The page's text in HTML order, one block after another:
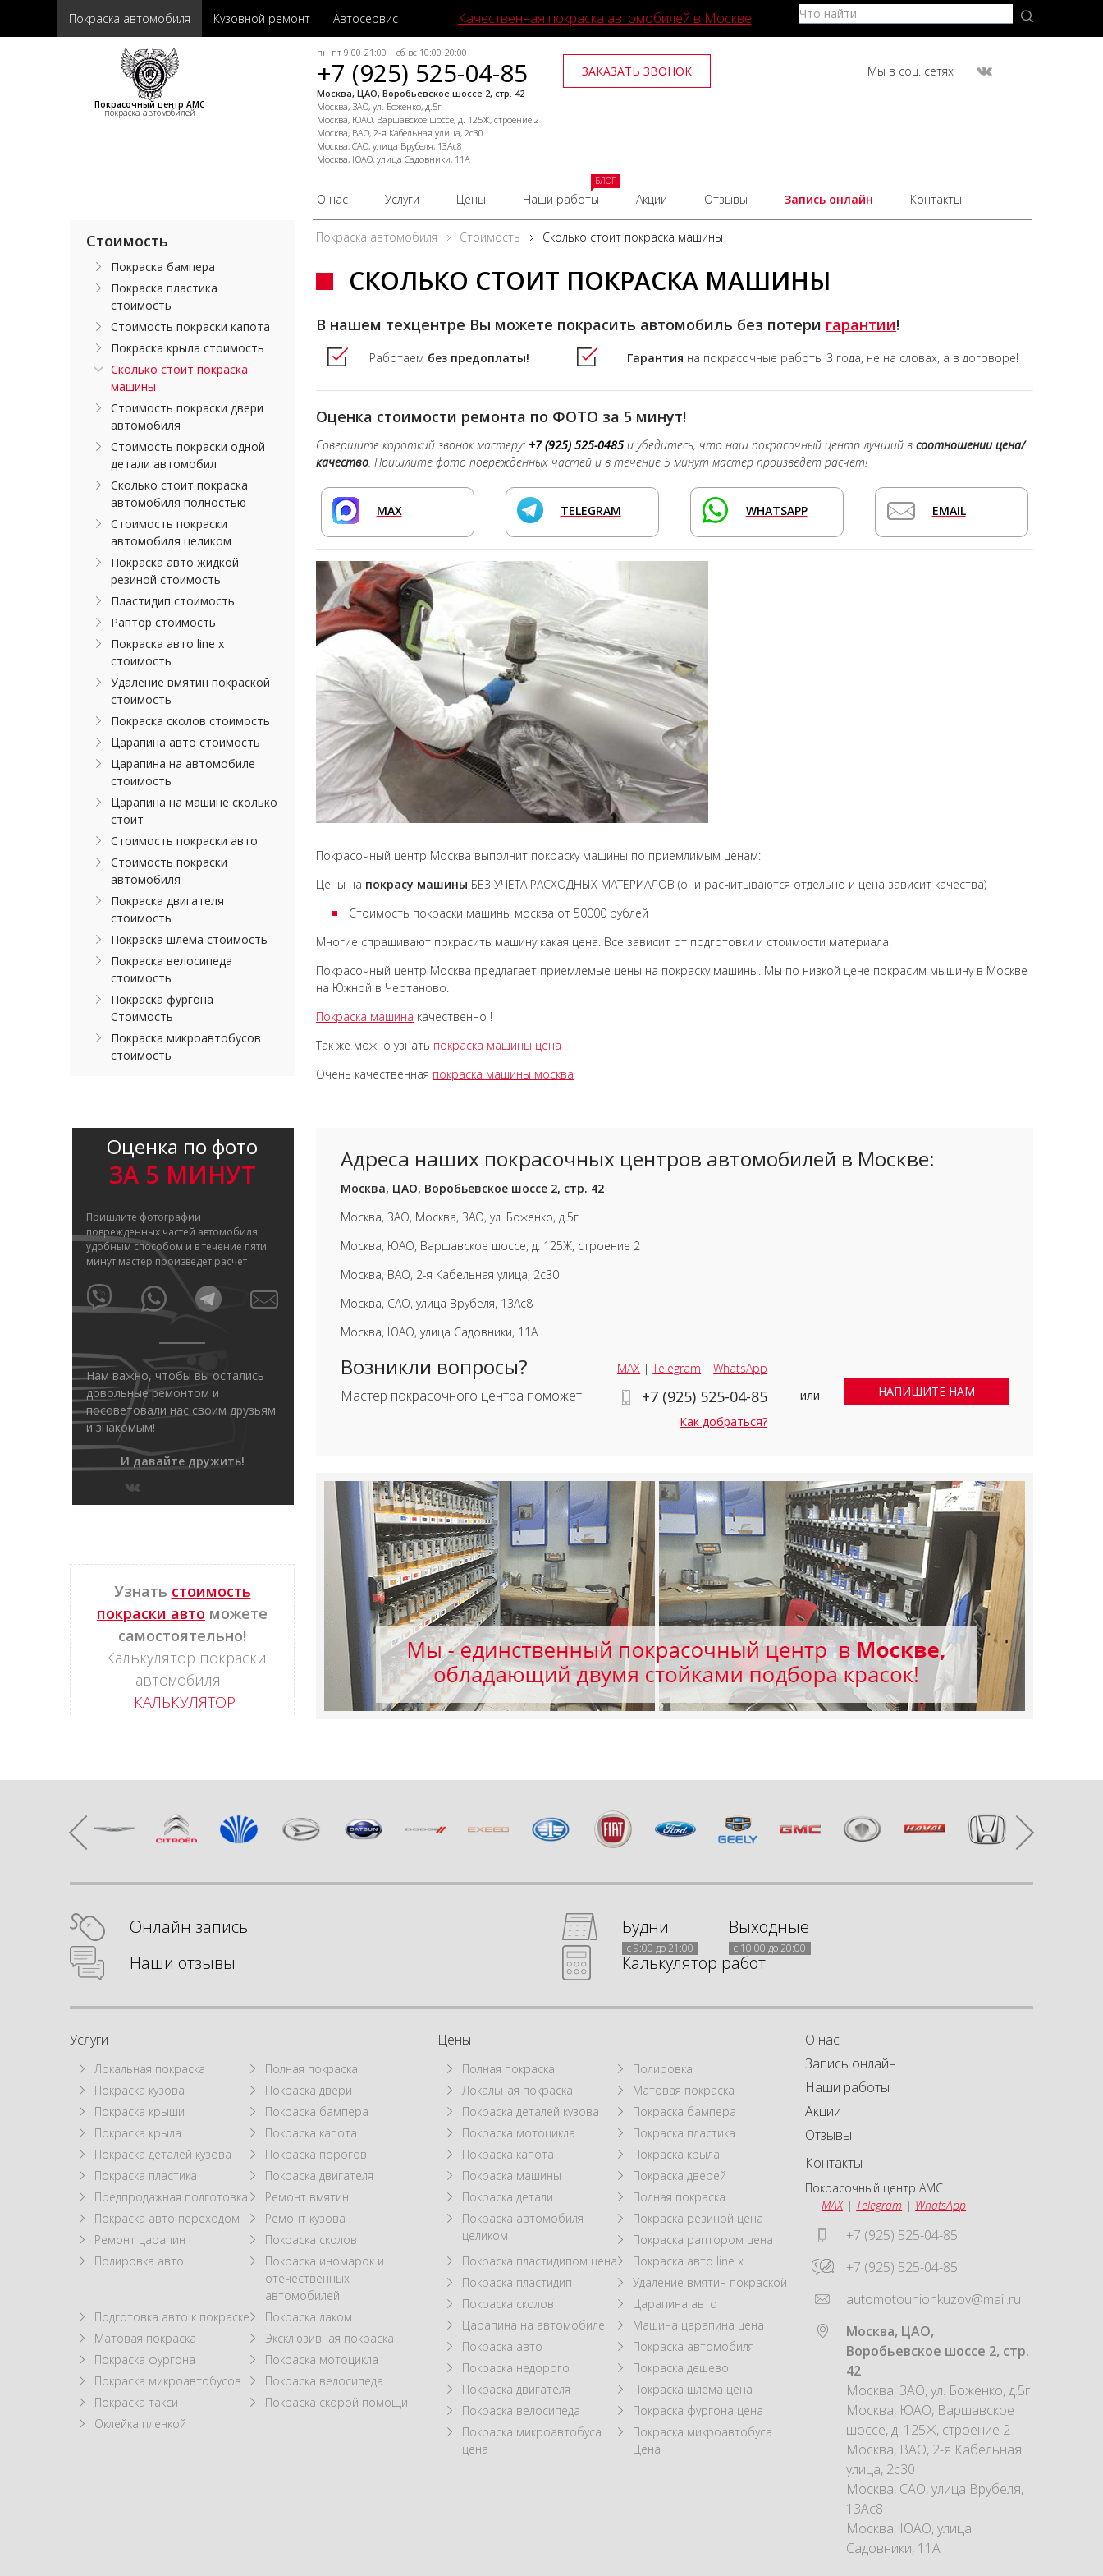
Покраска автомобиля Кузовной ремонт Автосервис Качественная покраска автомобилей в Москве
Покрасочный центр АМС
покраска автомобилей
пн-пт 9:00-21:00 | сб-вс 10:00-20:00
+7 (925) 525-04-85
Москва, ЦАО, Воробьевское шоссе 2, стр. 42
Москва, ЗАО, ул. Боженко, д.5г
Москва, ЮАО, Варшавское шоссе, д. 125Ж, строение 2
Москва, ВАО, 2-я Кабельная улица, 2с30
Москва, САО, улица Врубеля, 13Ас8
Москва, ЮАО, улица Садовники, 11А
ЗАКАЗАТЬ ЗВОНОК Мы в соц. сетях
О нас Услуги Цены Наши работы
БЛОГ
Акции Отзывы Запись онлайн Контакты
Покраска автомобиля Стоимость Сколько стоит покраска машины
СКОЛЬКО СТОИТ ПОКРАСКА МАШИНЫ
В нашем техцентре Вы можете покрасить автомобиль без потери гарантии!
Работаем без предоплаты! Гарантия на покрасочные работы 3 года, не на словах, а в договоре!
Оценка стоимости ремонта по ФОТО за 5 минут!
Совершите короткий звонок мастеру: +7 (925) 525-0485 и убедитесь, что наш покрасочный центр лучший всоотношении цена/
качество. Пришлите фото поврежденных частей и в течение 5 минут мастер произведет расчет!
MAX TELEGRAM WHATSAPP EMAIL
Покрасочный центр Москва выполнит покраску машины по приемлимым ценам:
Цены на покрасу машины БЕЗ УЧЕТА РАСХОДНЫХ МАТЕРИАЛОВ (они расчитываются отдельно и цена зависит качества)
Стоимость покраски машины москва от 50000 рублей
Многие спрашивают покрасить машину какая цена. Все зависит от подготовки и стоимости материала.
Покрасочный центр Москва предлагает приемлемые цены на покраску машины. Мы по низкой цене покрасим мышину в Москве
на Южной в Чертаново.
Покраска машина качественно !
Так же можно узнать покраска машины цена
Очень качественная покраска машины москва
Адреса наших покрасочных центров автомобилей в Москве:
Москва, ЦАО, Воробьевское шоссе 2, стр. 42
Москва, ЗАО, Москва, ЗАО, ул. Боженко, д.5г
Москва, ЮАО, Варшавское шоссе, д. 125Ж, строение 2
Москва, ВАО, 2-я Кабельная улица, 2с30
Москва, САО, улица Врубеля, 13Ас8
Москва, ЮАО, улица Садовники, 11А
Возникли вопросы?
Мастер покрасочного центра поможет
MAX |Telegram |WhatsApp
+7 (925) 525-04-85
Как добраться?
или НАПИШИТЕ НАМ
Стоимость
Покраска бампера
Покраска пластика
стоимость
Стоимость покраски капота
Покраска крыла стоимость
Сколько стоит покраска
машины
Стоимость покраски двери
автомобиля
Стоимость покраски одной
детали автомобил
Сколько стоит покраска
автомобиля полностью
Стоимость покраски
автомобиля целиком
Покраска авто жидкой
резиной стоимость
Пластидип стоимость
Раптор стоимость
Покраска авто line x
стоимость
Удаление вмятин покраской
стоимость
Покраска сколов стоимость
Царапина авто стоимость
Царапина на автомобиле
стоимость
Царапина на машине сколько
стоит
Стоимость покраски авто
Стоимость покраски
автомобиля
Покраска двигателя
стоимость
Покраска шлема стоимость
Покраска велосипеда
стоимость
Покраска фургона
Стоимость
Покраска микроавтобусов
стоимость
Оценка по фото
ЗА 5 МИНУТ
Пришлите фотографии
поврежденных частей автомобиля
удобным способом и в течение пяти
минут мастер произведет расчет
Нам важно, чтобы вы остались
довольные ремонтом и
посоветовали нас своим друзьям
и знакомым!
И давайте дружить!
Узнать стоимость
покраски авто можете
самостоятельно!
Калькулятор покраски
автомобиля -
КАЛЬКУЛЯТОР
Онлайн запись Будни
с 9:00 до 21:00
Выходные
с 10:00 до 20:00
Наши отзывы Калькулятор работ
Услуги
Локальная покраска
Полная покраска
Покраска кузова
Покраска двери
Покраска крыши
Покраска бампера
Покраска крыла
Покраска капота
Покраска деталей кузова
Покраска порогов
Покраска пластика
Покраска двигателя
Предпродажная подготовка
Ремонт вмятин
Покраска авто переходом
Ремонт кузова
Ремонт царапин
Покраска сколов
Полировка авто
Покраска иномарок и
отечественных
автомобилей
Подготовка авто к покраске
Покраска лаком
Матовая покраска
Эксклюзивная покраска
Покраска фургона
Покраска мотоцикла
Покраска микроавтобусов
Покраска велосипеда
Покраска такси
Покраска скорой помощи
Оклейка пленкой
Цены
Полная покраска
Полировка
Локальная покраска
Матовая покраска
Покраска деталей кузова
Покраска бампера
Покраска мотоцикла
Покраска пластика
Покраска капота
Покраска крыла
Покраска машины
Покраска дверей
Покраска детали
Полная покраска
Покраска автомобиля
целиком
Покраска резиной цена
Покраска раптором цена
Покраска пластидипом цена
Покраска авто line x
Покраска пластидип
Удаление вмятин покраской
Покраска сколов
Царапина авто
Царапина на автомобиле
Машина царапина цена
Покраска авто
Покраска автомобиля
Покраска недорого
Покраска дешево
Покраска двигателя
Покраска шлема цена
Покраска велосипеда
Покраска фургона цена
Покраска микроавтобуса
цена
Покраска микроавтобуса
Цена
О нас
Запись онлайн
Наши работы
Акции
Отзывы
Контакты
Покрасочный центр АМС
MAX| Telegram | WhatsApp
+7 (925) 525-04-85
+7 (925) 525-04-85
automotounionkuzov@mail.ru
Москва, ЦАО,
Воробьевское шоссе 2, стр.
42
Москва, ЗАО, ул. Боженко, д.5г
Москва, ЮАО, Варшавское
шоссе, д. 125Ж, строение 2
Москва, ВАО, 2-я Кабельная
улица, 2с30
Москва, САО, улица Врубеля,
13Ас8
Москва, ЮАО, улица
Садовники, 11А